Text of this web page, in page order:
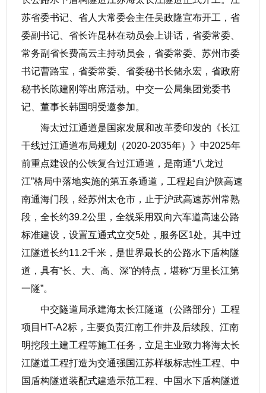
苏省委书记、省人大常委会主任吴政隆宣布开工，省
委副书记、省长许昆林在动员会上讲话，省委常委、
常务副省长费高云主持动员会，省委常委、苏州市委
书记曹路宝，省委常委、省委秘书长储永宏，省政府
秘书长陈建刚等出席活动。中交一公局集团党委书
记、董事长韩国明受邀参加。
海太过江通道是国家发展和改革委印发的《长江
干线过江通道布局规划（2020-2035年）》中2025年
前重点建设的公铁复合过江通道，是南通“八龙过
江”格局中落地实施的第五条通道，工程起自沪陕高速
南通海门段，经苏州太仓市，止于沪武高速苏州常熟
段，全长约39.2公里，全线采用双向六车道高速公路
标准建设，设置互通式立交5处，服务区1处。其中过
江隧道长约11.2千米，是世界最长的公路水下盾构隧
道，具有“长、大、高、深”的特点，堪称“万里长江第
一隧”。
中交隧道局承建海太长江隧道（公路部分）工程
项目HT-A2标，主要负责江南工作井及后续段、江南
明挖段土建工程等施工任务，立足主业致力将海太长
江隧道工程打造为交通强国江苏样板标志性工程、中
国盾构隧道装配式建造示范工程、中国水下盾构隧道